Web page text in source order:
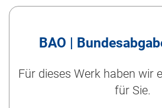
BAO |
Für dieses Werk haben wir
für Sie.